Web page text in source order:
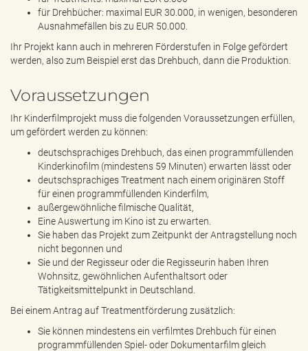
für Drehbücher: maximal EUR 30.000, in wenigen, besonderen
Ausnahmefällen bis zu EUR 50.000.
Ihr Projekt kann auch in mehreren Förderstufen in Folge gefördert
werden, also zum Beispiel erst das Drehbuch, dann die Produktion.
Voraussetzungen
Ihr Kinderfilmprojekt muss die folgenden Voraussetzungen erfüllen,
um gefördert werden zu können:
deutschsprachiges Drehbuch, das einen programmfüllenden
Kinderkinofilm (mindestens 59 Minuten) erwarten lässt oder
deutschsprachiges Treatment nach einem originären Stoff
für einen programmfüllenden Kinderfilm,
außergewöhnliche filmische Qualität,
Eine Auswertung im Kino ist zu erwarten.
Sie haben das Projekt zum Zeitpunkt der Antragstellung noch
nicht begonnen und
Sie und der Regisseur oder die Regisseurin haben Ihren
Wohnsitz, gewöhnlichen Aufenthaltsort oder
Tätigkeitsmittelpunkt in Deutschland.
Bei einem Antrag auf Treatmentförderung zusätzlich:
Sie können mindestens ein verfilmtes Drehbuch für einen
programmfüllenden Spiel- oder Dokumentarfilm gleich